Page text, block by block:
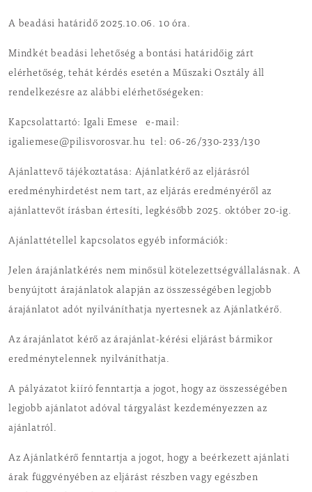
A beadási határidő 2025.10.06. 10 óra.
Mindkét beadási lehetőség a bontási határidőig zárt
elérhetőség, tehát kérdés esetén a Műszaki Osztály áll
rendelkezésre az alábbi elérhetőségeken:
Kapcsolattartó: Igali Emese e-mail:
igaliemese@pilisvorosvar.hu tel: 06-26/330-233/130
Ajánlattevő tájékoztatása: Ajánlatkérő az eljárásról
eredményhirdetést nem tart, az eljárás eredményéről az
ajánlattevőt írásban értesíti, legkésőbb 2025. október 20-ig.
Ajánlattétellel kapcsolatos egyéb információk:
Jelen árajánlatkérés nem minősül kötelezettségvállalásnak. A
benyújtott árajánlatok alapján az összességében legjobb
árajánlatot adót nyilváníthatja nyertesnek az Ajánlatkérő.
Az árajánlatot kérő az árajánlat-kérési eljárást bármikor
eredménytelennek nyilváníthatja.
A pályázatot kiíró fenntartja a jogot, hogy az összességében
legjobb ajánlatot adóval tárgyalást kezdeményezzen az
ajánlatról.
Az Ajánlatkérő fenntartja a jogot, hogy a beérkezett ajánlati
árak függvényében az eljárást részben vagy egészben